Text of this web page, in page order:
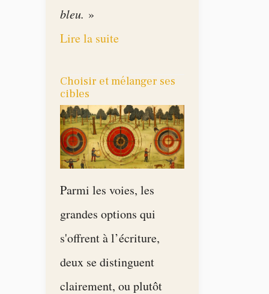
bleu. »
Lire la suite
Choisir et mélanger ses
cibles
Parmi les voies, les
grandes options qui
s'offrent à l’écriture,
deux se distinguent
clairement, ou plutôt